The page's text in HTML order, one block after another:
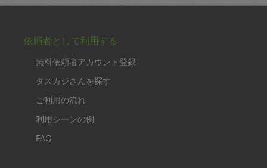
依頼者として利用する
無料依頼者アカウント登録
タスカジさんを探す
ご利用の流れ
利用シーンの例
FAQ